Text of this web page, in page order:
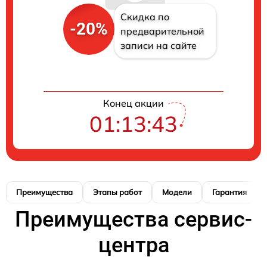
-20%
Скидка по
предварительной
записи на сайте
Конец акции
01:13:42
Преимущества Этапы работ Модели Гарантия
Преимущества сервис-
центра